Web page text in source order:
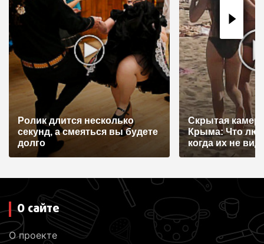
Ролик длится несколько
секунд, а смеяться вы будете
долго
Скрытая
Крыма: Что
когда их не
О сайте
О проекте